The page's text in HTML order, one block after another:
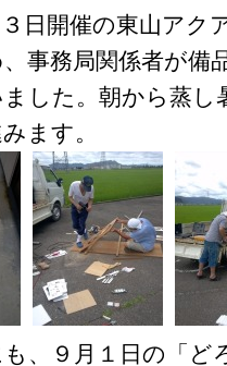
日開催の東山アク
事務局関係者が備
した。朝から蒸し
ます。
、９月１日の「